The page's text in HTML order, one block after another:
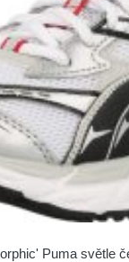
Puma světle